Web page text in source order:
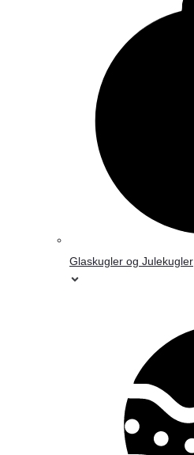
Glaskugler og Julekugler